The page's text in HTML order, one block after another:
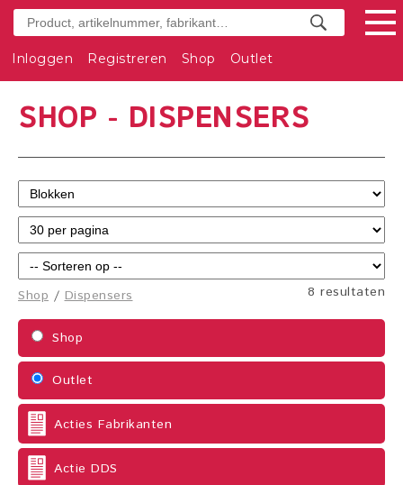
Inloggen Registreren Shop Outlet
SHOP - DISPENSERS
8 resultaten
Shop /Dispensers
Shop
Outlet
Acties Fabrikanten
Actie DDS